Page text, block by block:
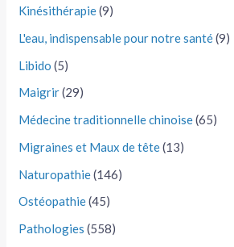
Kinésithérapie(9)
L'eau, indispensable pour notre santé(9)
Libido (5)
Maigrir(29)
Médecine traditionnelle chinoise(65)
Migraines et Maux de tête(13)
Naturopathie(146)
Ostéopathie(45)
Pathologies (558)